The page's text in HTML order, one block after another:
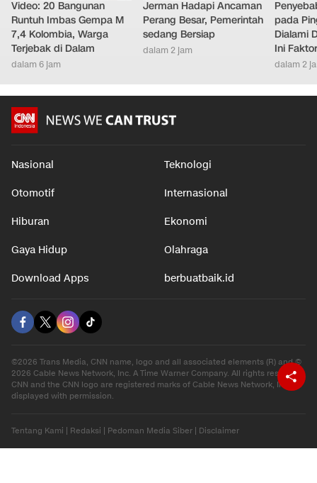
Video: 20 Bangunan
Runtuh Imbas Gempa M
7,4 Kolombia, Warga
Terjebak di Dalam
dalam 6 jam
Jerman Hadapi Ancaman
Perang Besar, Pemerintah
sedang Bersiap
dalam 2 jam
pada
Dialami
Ini
dalam 2
Nasional Teknologi
Otomotif Internasional
Hiburan Ekonomi
Gaya Hidup Olahraga
Download Apps berbuatbaik.id
©2026 Trans Media, CNN name, logo and all associated elements (R) and ©
2026 Cable News Network, Inc. A Time Warner Company. All rights reserved.
CNN and the CNN logo are registered marks of Cable News Network, Inc.,
displayed with permission.
Tentang Kami | Redaksi | Pedoman Media Siber | Disclaimer